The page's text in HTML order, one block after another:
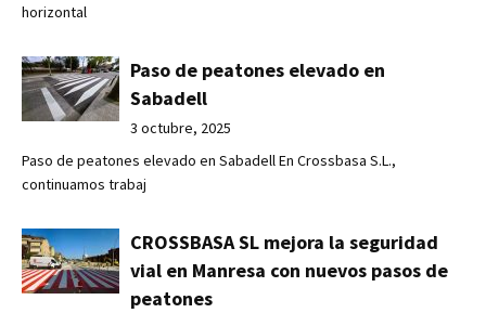
horizontal
Paso de peatones elevado en
Sabadell
3 octubre, 2025
Paso de peatones elevado en Sabadell En Crossbasa S.L.,
continuamos trabaj
CROSSBASA SL mejora la seguridad
vial en Manresa con nuevos pasos de
peatones